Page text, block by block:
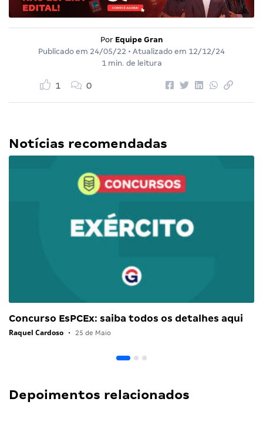
Por Equipe Gran
Publicado em 24/05/22 • Atualizado em 12/12/24
1 min. de leitura
1 0
Notícias recomendadas
Concurso EsPCEx: saiba todos os detalhes aqui
Raquel Cardoso • 25 de Maio
Depoimentos relacionados